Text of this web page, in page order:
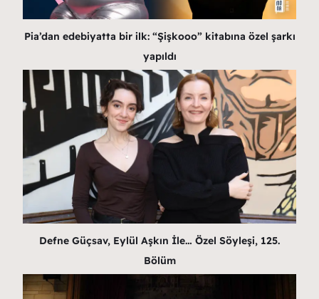
Pia’dan edebiyatta bir ilk: “Şişkooo” kitabına özel şarkı
yapıldı
Defne Güçsav, Eylül Aşkın İle… Özel Söyleşi, 125.
Bölüm